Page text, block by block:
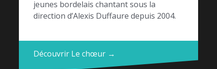
jeunes bordelais chantant sous la
direction d’Alexis Duffaure depuis 2004.
Découvrir Le chœur →